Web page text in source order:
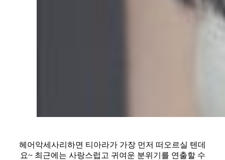
헤어악세사리하면 티아라가 가장 먼저 떠오르실 텐데
요~ 최근에는 사랑스럽고 귀여운 분위기를 연출할 수